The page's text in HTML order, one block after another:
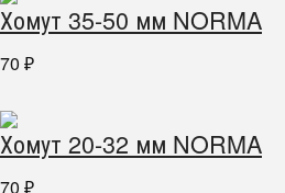
Хомут 35-50 мм NORMA
70 ₽
Хомут 20-32 мм NORMA
70 ₽